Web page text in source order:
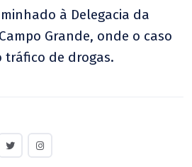
à Delegacia da
Grande, onde o caso
tráfico de drogas.